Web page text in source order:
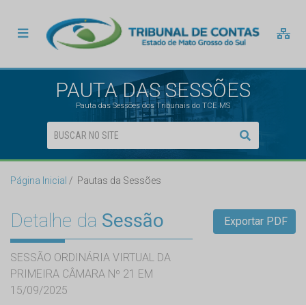
PAUTA DAS SESSÕES
Pauta das Sessões dos Tribunais do TCE MS
Página Inicial Pautas da Sessões
Detalhe da Sessão
SESSÃO ORDINÁRIA VIRTUAL DA
PRIMEIRA CÂMARA Nº 21 EM
15/09/2025
Exportar PDF